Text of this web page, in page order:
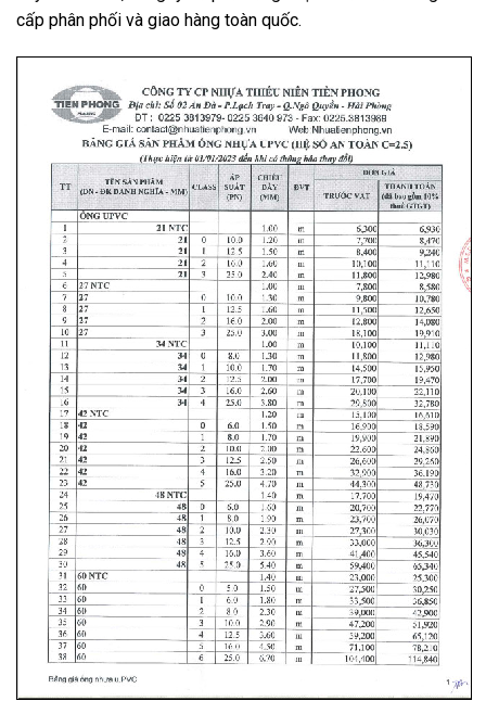
cấp phân phối và giao hàng toàn quốc.